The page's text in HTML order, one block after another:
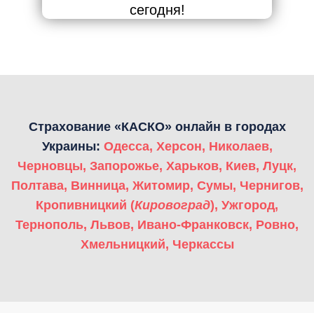
сегодня!
Страхование «КАСКО» онлайн в городах
Украины: Одесса, Херсон, Николаев,
Черновцы, Запорожье, Харьков, Киев, Луцк,
Полтава, Винница, Житомир, Сумы, Чернигов,
Кропивницкий (Кировоград), Ужгород,
Тернополь, Львов, Ивано-Франковск, Ровно,
Хмельницкий, Черкассы